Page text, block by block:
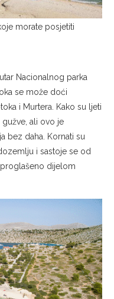
morate posjetiti
Nacionalnog parka
se može doći
i Murtera. Kako su ljeti
ali ovo je
bez daha. Kornati su
i sastoje se od
dijelom